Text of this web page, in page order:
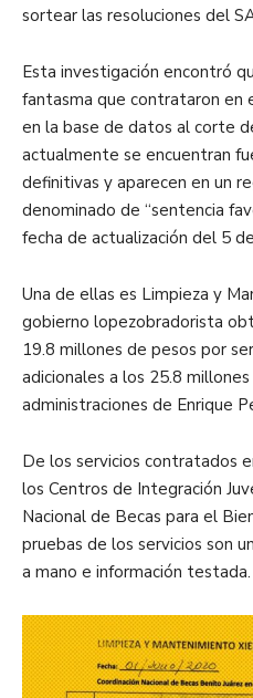
sortear las resoluciones del
Esta investigación encontró
fantasma que contrataron en
en la base de datos al corte
actualmente se encuentran
definitivas y aparecen en un
denominado de “sentencia
fecha de actualización del 5
Una de ellas es Limpieza y
gobierno lopezobradorista
19.8 millones de pesos por
adicionales a los 25.8
administraciones de Enrique
De los servicios contratados
los Centros de Integración
Nacional de Becas para el
pruebas de los servicios son
a mano e información testada.